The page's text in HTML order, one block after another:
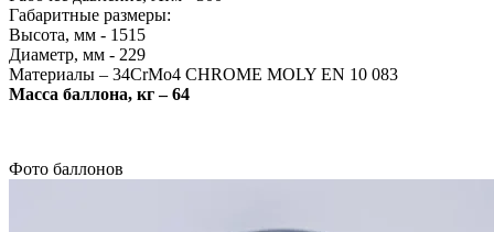
Габаритные размеры:
Высота, мм - 1515
Диаметр, мм - 229
Материалы – 34CrMo4 CHROME MOLY EN 10 083
Масса баллона, кг – 64
Фото баллонов